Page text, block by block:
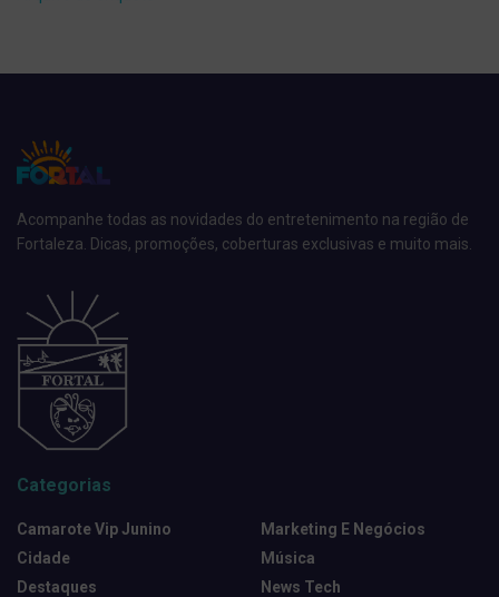
Acompanhe todas as novidades do entretenimento na região de
Fortaleza. Dicas, promoções, coberturas exclusivas e muito mais.
Categorias
Camarote Vip Junino
Cidade
Destaques
Marketing E Negócios
Música
News Tech